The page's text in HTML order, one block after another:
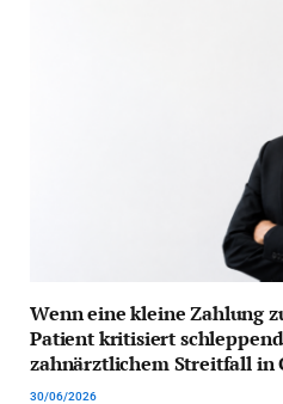
Wenn eine kleine Zahlung
Patient kritisiert
zahnärztlichem Streitfall in
30/06/2026